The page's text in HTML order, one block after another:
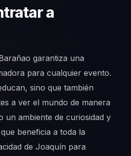
a
garantiza una
para cualquier evento.
sino que también
a ver el mundo de manera
un ambiente de curiosidad y
beneficia a toda la
de Joaquín para